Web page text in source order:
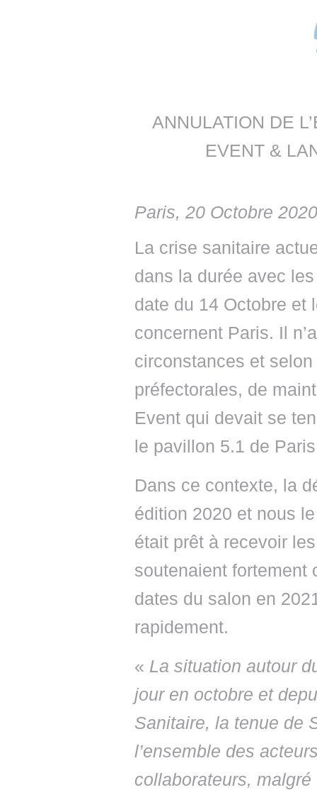
•
ANNULATION DE
EVENT &
Paris, 20 Octobre 2020
La crise sanitaire
dans la durée avec
date du 14 Octobre et
concernent Paris. Il
circonstances et
préfectorales, de
Event qui devait se
le pavillon 5.1 de
Dans ce contexte, la
édition 2020 et nous
était prêt à recevoir
soutenaient fortement
dates du salon en
rapidement.
« La situation autour
jour en octobre et
Sanitaire, la tenue de
l’ensemble des
collaborateurs,